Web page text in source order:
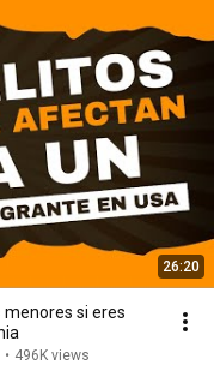
26:20
menores si eres
• 496K views